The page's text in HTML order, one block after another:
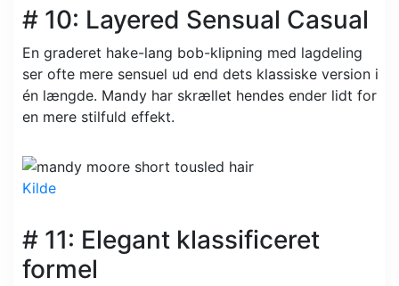
# 10: Layered Sensual Casual
En graderet hake-lang bob-klipning med lagdeling
ser ofte mere sensuel ud end dets klassiske version i
én længde. Mandy har skrællet hendes ender lidt for
en mere stilfuld effekt.
Kilde
# 11: Elegant klassificeret
formel